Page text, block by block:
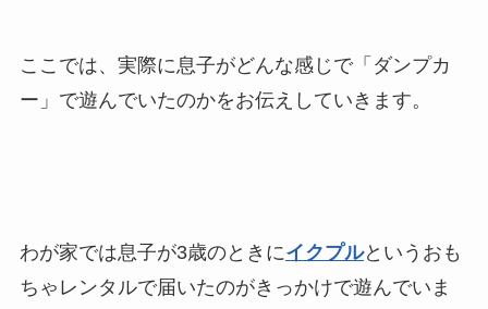
ここでは、実際に息子がどんな感じで「ダンプカ
ー」で遊んでいたのかをお伝えしていきます。
わが家では息子が3歳のときにイクプルというおも
ちゃレンタルで届いたのがきっかけで遊んでいま